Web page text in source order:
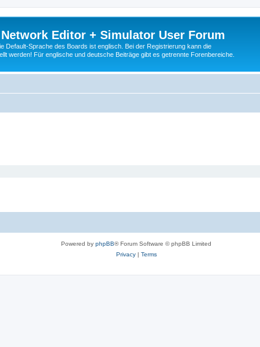
Editor + Simulator User Forum
Default-Sprache des Boards ist englisch. Bei der Registrierung kann die
werden! Für englische und deutsche Beiträge gibt es getrennte Forenbereiche.
Powered by phpBB® Forum Software © phpBB Limited
Privacy| Terms